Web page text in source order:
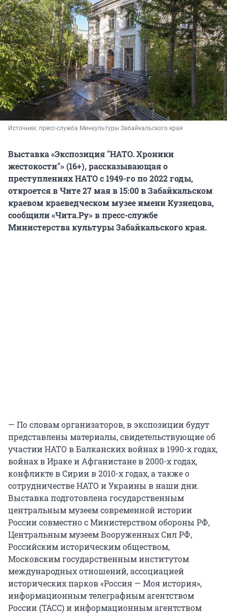
Источник: пресс-служба Минкультуры Забайкальского края
Выставка «Экспозиция "НАТО. Хроники
жестокости"» (16+), рассказывающая о
преступлениях НАТО с 1949-го по 2022 годы,
откроется в Чите 27 мая в 15:00 в Забайкальском
краевомкраеведческом музее имени Кузнецова,
сообщили «Чита.Ру» в пресс-службе
Министерства культуры Забайкальского края.
— По словам организаторов, в экспозиции будут
представлены материалы, свидетельствующие об
участии НАТО в Балканских войнах в 1990-х годах,
войнах в Ираке и Афганистане в 2000-х годах,
конфликте в Сирии в 2010-х годах, а также о
сотрудничестве НАТО и Украины в наши дни.
Выставка подготовлена государственным
центральным музеем современной истории
России совместно с Министерством обороны РФ,
Центральным музеем Вооруженных Сил РФ,
Российским историческим обществом,
Московским государственным институтом
международных отношений, ассоциацией
исторических парков «Россия — Моя история»,
информационным телеграфным агентством
России (ТАСС) и информационным агентством